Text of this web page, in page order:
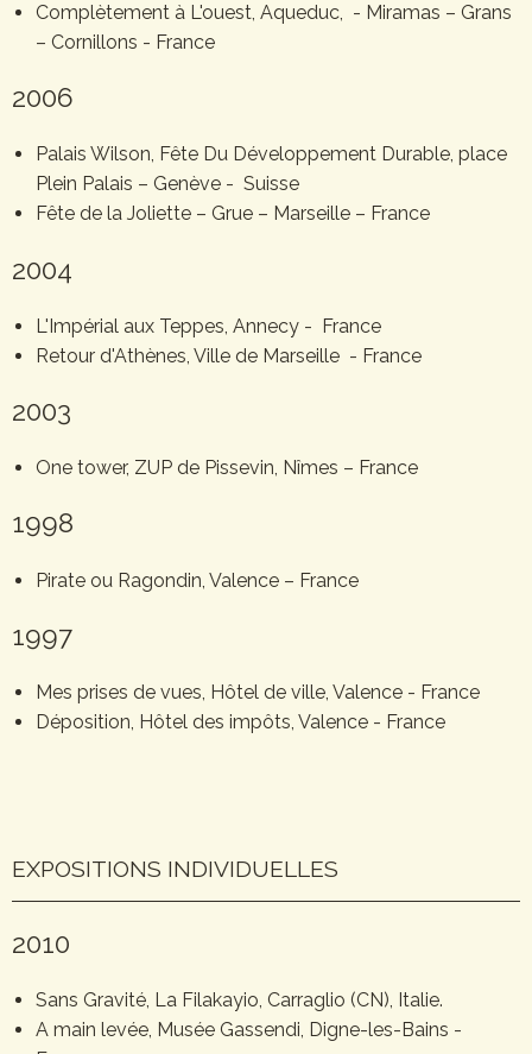
Complètement à L'ouest, Aqueduc, - Miramas – Grans
– Cornillons - France
2006
Palais Wilson, Fête Du Développement Durable, place
Plein Palais – Genève - Suisse
Fête de la Joliette – Grue – Marseille – France
2004
L'Impérial aux Teppes, Annecy - France
Retour d'Athènes, Ville de Marseille - France
2003
One tower, ZUP de Pissevin, Nîmes – France
1998
Pirate ou Ragondin, Valence – France
1997
Mes prises de vues, Hôtel de ville, Valence - France
Déposition, Hôtel des impôts, Valence - France
EXPOSITIONS INDIVIDUELLES
2010
Sans Gravité, La Filakayio, Carraglio (CN), Italie.
A main levée, Musée Gassendi, Digne-les-Bains -